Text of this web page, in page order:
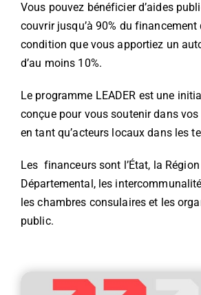
Vous pouvez bénéficier d’aides
couvrir jusqu’à 90% du financement
condition que vous apportiez un
d’au moins 10%.
Le programme LEADER est une
conçue pour vous soutenir dans
en tant qu’acteurs locaux dans les
Les financeurs sont l’État, la Région
Départemental, les
les chambres consulaires et les
public.